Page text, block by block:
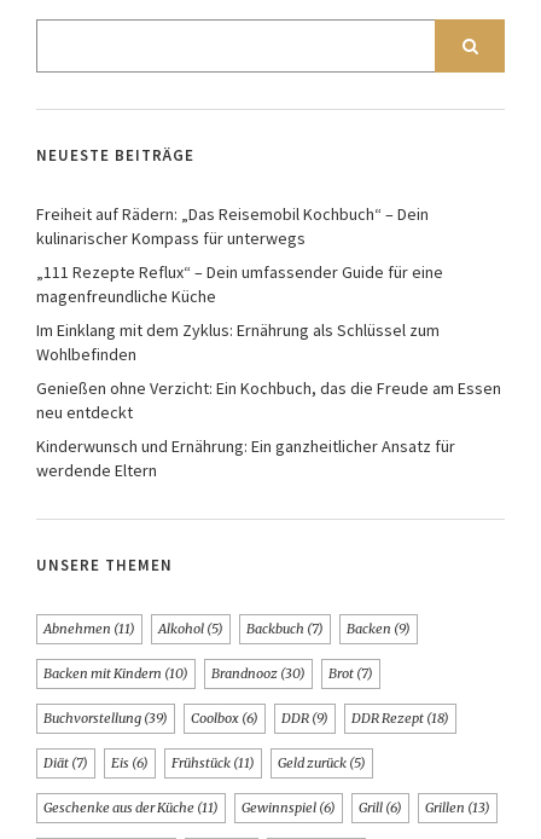
NEUESTE BEITRÄGE
Freiheit auf Rädern: „Das Reisemobil Kochbuch“ – Dein
kulinarischer Kompass für unterwegs
„111 Rezepte Reflux“ – Dein umfassender Guide für eine
magenfreundliche Küche
Im Einklang mit dem Zyklus: Ernährung als Schlüssel zum
Wohlbefinden
Genießen ohne Verzicht: Ein Kochbuch, das die Freude am Essen
neu entdeckt
Kinderwunsch und Ernährung: Ein ganzheitlicher Ansatz für
werdende Eltern
UNSERE THEMEN
Abnehmen (11) Alkohol (5) Backbuch (7) Backen (9)
Backen mit Kindern (10) Brandnooz (30) Brot (7)
Buchvorstellung (39) Coolbox (6) DDR (9) DDR Rezept (18)
Diät (7) Eis (6) Frühstück (11) Geld zurück (5)
Geschenke aus der Küche (11) Gewinnspiel (6) Grill (6) Grillen (13)